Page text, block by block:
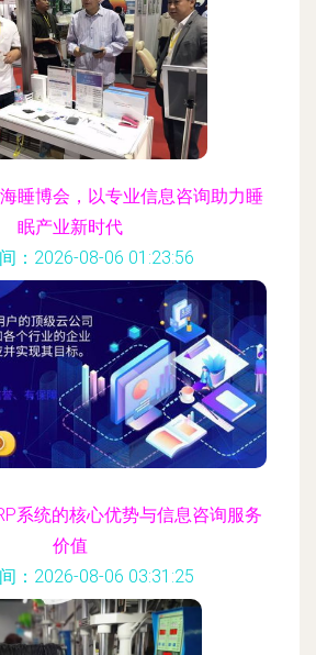
睡博会，以专业信息咨询助力睡
眠产业新时代
：2026-08-06 01:23:56
系统的核心优势与信息咨询服务
价值
：2026-08-06 03:31:25